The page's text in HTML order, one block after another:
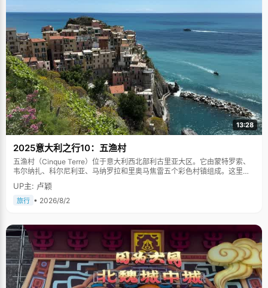
13:28
2025意大利之行10：五渔村
五渔村（Cinque Terre）位于意大利西北部利古里亚大区。它由蒙特罗索、
韦尔纳扎、科尔尼利亚、马纳罗拉和里奥马焦雷五个彩色村镇组成。这里依
山傍海，房屋色彩斑斓，1997年被列为世界文化遗产。
UP主: 卢颖
旅行 • 2026/8/2